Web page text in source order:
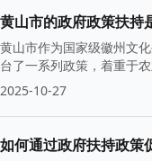
黄山市的政府政策扶持
黄山市作为国家级徽州文
台了一系列政策，着重于
2025-10-27
如何通过政府扶持政策